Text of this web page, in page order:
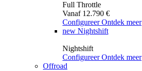
Full Throttle
Vanaf 12.790 €
Configureer Ontdek meer
new Nightshift
Nightshift
Configureer Ontdek meer
Offroad